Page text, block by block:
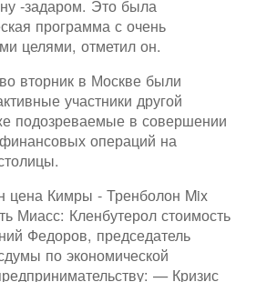
-задаром. Это была
программа с очень
целями, отметил он.
вторник в Москве были
участники другой
подозреваемые в совершении
операций на
цена Кимры - Тренболон Mix
Миасс: Кленбутерол стоимость
Федоров, председатель
по экономической
— Кризис